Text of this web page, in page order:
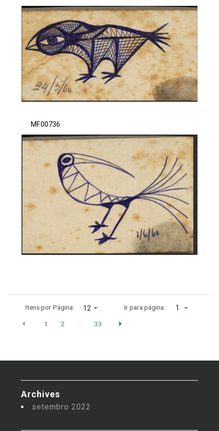
MF.00736
Itens por Página: Ir para página: 1
1 2 33
Archives
setembro 2022